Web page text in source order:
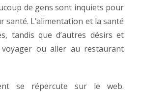
de gens sont inquiets pour
santé. L’alimentation et la santé
tandis que d’autres désirs et
voyager ou aller au restaurant
se répercute sur le web.